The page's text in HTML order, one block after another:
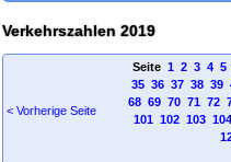
Verkehrszahlen 2019
< Vorherige Seite
Seite 1 2 3 4 5
35 36 37 38 39
68 69 70 71 72
101 102 103 104